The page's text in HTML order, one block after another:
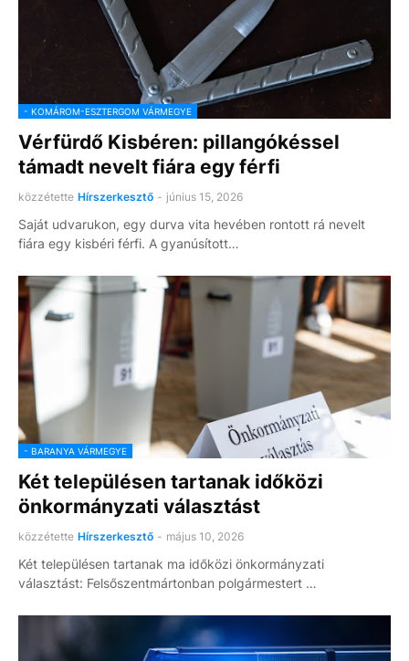
- KOMÁROM-ESZTERGOM VÁRMEGYE
Vérfürdő Kisbéren: pillangókéssel
támadt nevelt fiára egy férfi
közzétette Hírszerkesztő - június 15, 2026
Saját udvarukon, egy durva vita hevében rontott rá nevelt
fiára egy kisbéri férfi. A gyanúsított…
- BARANYA VÁRMEGYE
Két településen tartanak időközi
önkormányzati választást
közzétette Hírszerkesztő - május 10, 2026
Két településen tartanak ma időközi önkormányzati
választást: Felsőszentmártonban polgármestert …